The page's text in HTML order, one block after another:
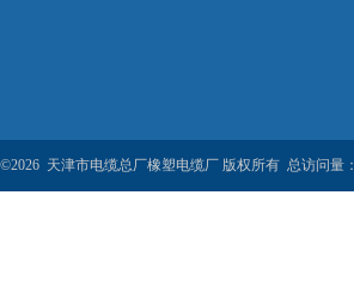
©2026 天津市电缆总厂橡塑电缆厂 版权所有 总访问量：